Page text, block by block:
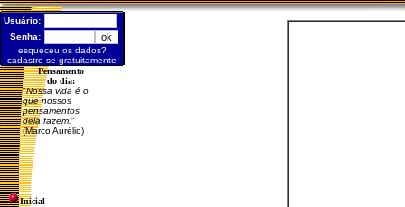
Usuário:
Senha:
esqueceu os dados?
cadastre-se gratuitamente
Pensamento
do dia:
"Nossa vida é o
que nossos
pensamentos
dela fazem. "
(Marco Aurélio)
Inicial